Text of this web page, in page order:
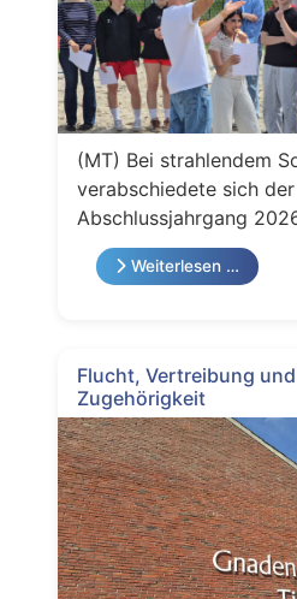
(MT) Bei strahlendem
verabschiedete sich der
Abschlussjahrgang
Weiterlesen …
Flucht, Vertreibung
Zugehörigkeit